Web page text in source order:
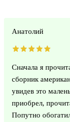
Анатолий
Сначала я
сборник
увидев это
приобрел,
Попутно